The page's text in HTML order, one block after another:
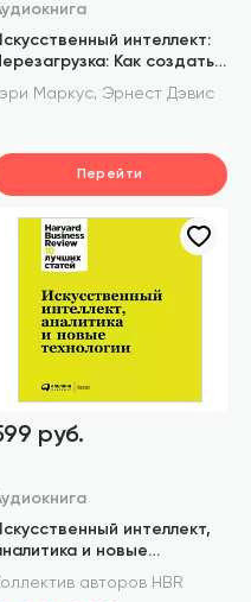
интеллект:
Как создать
разум, которому
действительно можно
Маркус, Эрнест Дэвис
Перейти
руб.
интеллект,
и новые
авторов HBR